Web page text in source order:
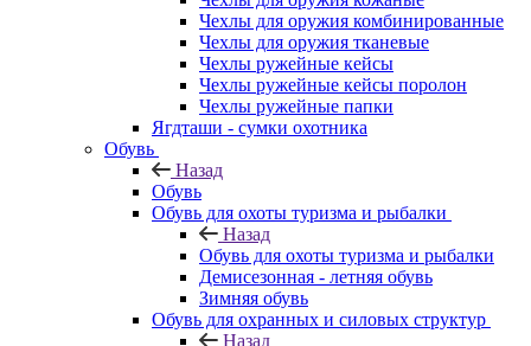
Чехлы для оружия комбинированные
Чехлы для оружия тканевые
Чехлы ружейные кейсы
Чехлы ружейные кейсы поролон
Чехлы ружейные папки
Ягдташи - сумки охотника
Обувь
Назад
Обувь
Обувь для охоты туризма и рыбалки
Назад
Обувь для охоты туризма и рыбалки
Демисезонная - летняя обувь
Зимняя обувь
Обувь для охранных и силовых структур
Назад